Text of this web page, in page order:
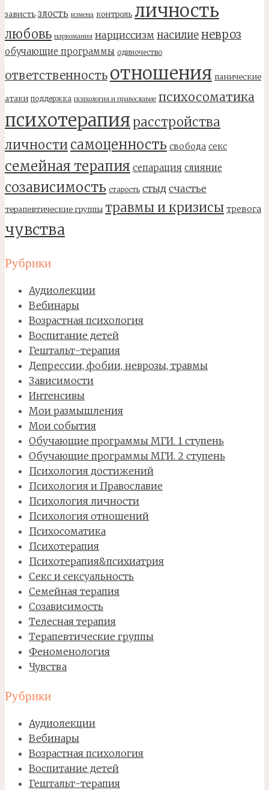
зависть злость измена контроль личность
любовь наркомания нарциссизм насилиеневроз
обучающие программы одиночество
ответственность отношения панические
атаки поддержка психология и православие психосоматика
психотерапия расстройства
личности самоценность свобода секс
семейная терапия сепарация слияние
созависимость старость стыд счастье
терапевтические группы травмы и кризисы тревога
чувства
Рубрики
Аудиолекции
Вебинары
Возрастная психология
Воспитание детей
Гештальт-терапия
Депрессии, фобии, неврозы, травмы
Зависимости
Интенсивы
Мои размышления
Мои события
Обучающие программы МГИ. 1 ступень
Обучающие программы МГИ. 2 ступень
Психология достижений
Психология и Православие
Психология личности
Психология отношений
Психосоматика
Психотерапия
Психотерапия&психиатрия
Секс и сексуальность
Семейная терапия
Созависимость
Телесная терапия
Терапевтические группы
Феноменология
Чувства
Рубрики
Аудиолекции
Вебинары
Возрастная психология
Воспитание детей
Гештальт-терапия